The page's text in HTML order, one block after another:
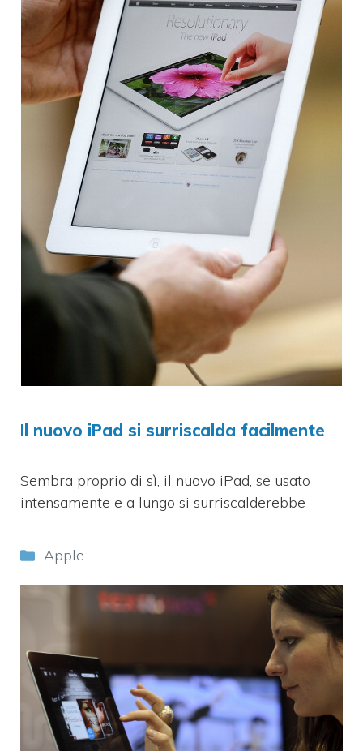
Il nuovo iPad si surriscalda facilmente
Sembra proprio di sì, il nuovo iPad, se usato
intensamente e a lungo si surriscalderebbe
Categorie
Apple